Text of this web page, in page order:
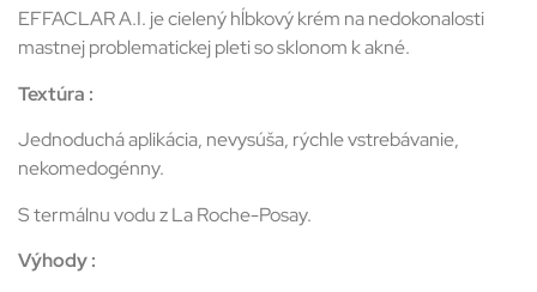
EFFACLAR A.I. je cielený hĺbkový krém na nedokonalosti
mastnej problematickej pleti so sklonom k akné.
Textúra :
Jednoduchá aplikácia, nevysúša, rýchle vstrebávanie,
nekomedogénny.
S termálnu vodu z La Roche-Posay.
Výhody :